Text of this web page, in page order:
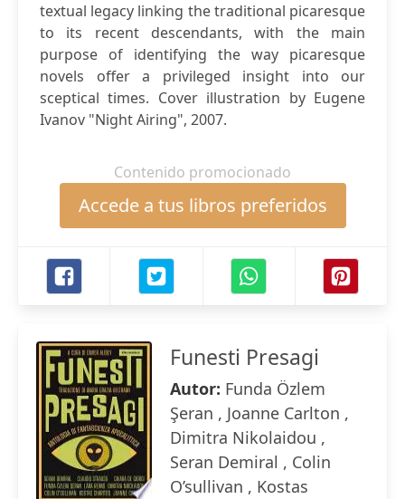
textual legacy linking the traditional picaresque
to its recent descendants, with the main
purpose of identifying the way picaresque
novels offer a privileged insight into our
sceptical times. Cover illustration by Eugene
Ivanov "Night Airing", 2007.
Contenido promocionado
Accede a tus libros preferidos
Funesti Presagi
Autor: Funda Özlem
Şeran , Joanne Carlton ,
Dimitra Nikolaidou ,
Seran Demiral , Colin
O’sullivan , Kostas